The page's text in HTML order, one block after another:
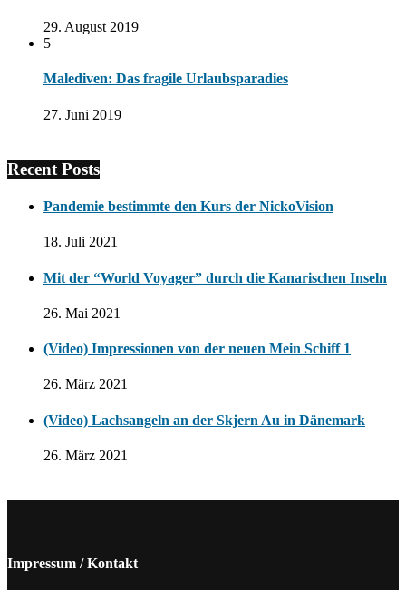
29. August 2019
5
Malediven: Das fragile Urlaubsparadies
27. Juni 2019
Recent Posts
Pandemie bestimmte den Kurs der NickoVision
18. Juli 2021
Mit der “World Voyager” durch die Kanarischen Inseln
26. Mai 2021
(Video) Impressionen von der neuen Mein Schiff 1
26. März 2021
(Video) Lachsangeln an der Skjern Au in Dänemark
26. März 2021
Impressum / Kontakt